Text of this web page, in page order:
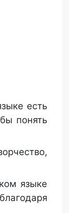
есть
понять
языке